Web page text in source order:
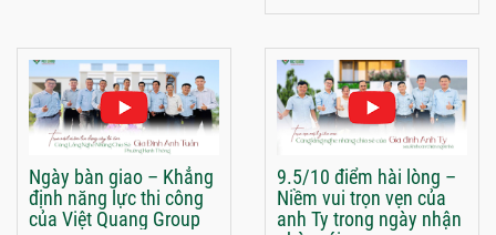
Ngày bàn giao – Khẳng
định năng lực thi công
của Việt Quang Group
9.5/10 điểm hài lòng –
Niềm vui trọn vẹn của
anh Ty trong ngày nhận